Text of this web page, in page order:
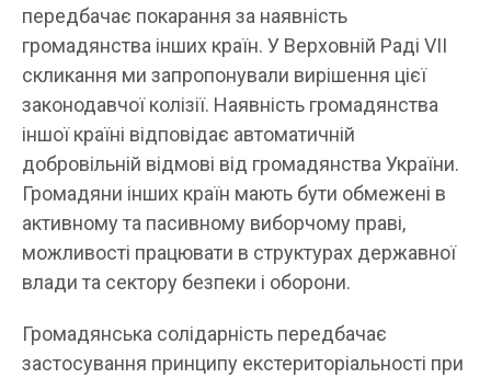
передбачає покарання за наявність
громадянства інших країн. У Верховній Раді VII
скликання ми запропонували вирішення цієї
законодавчої колізії. Наявність громадянства
іншої країні відповідає автоматичній
добровільній відмові від громадянства України.
Громадяни інших країн мають бути обмежені в
активному та пасивному виборчому праві,
можливості працювати в структурах державної
влади та сектору безпеки і оборони.
Громадянська солідарність передбачає
застосування принципу екстериторіальності при